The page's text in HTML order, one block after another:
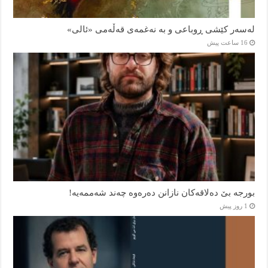
لەسەر کێشی ڕوباعی و به نەغمەی قەڵەمی «ئالی»
16 ساعت پیش
بورجە بێ دەلاقەکان نازانن دەرەوە چەند شەممەیە!
1 روز پیش